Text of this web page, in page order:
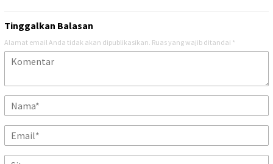
Tinggalkan Balasan
Alamat email Anda tidak akan dipublikasikan. Ruas yang wajib ditandai *